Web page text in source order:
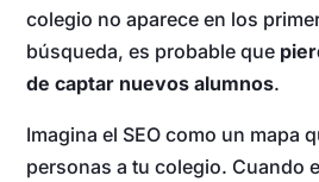
colegio no aparece en los
búsqueda, es probable que
de captar nuevos alumnos.
Imagina el SEO como un mapa
personas a tu colegio. Cuando